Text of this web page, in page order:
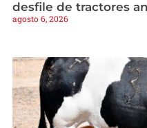
desfile de tractores
agosto 6, 2026